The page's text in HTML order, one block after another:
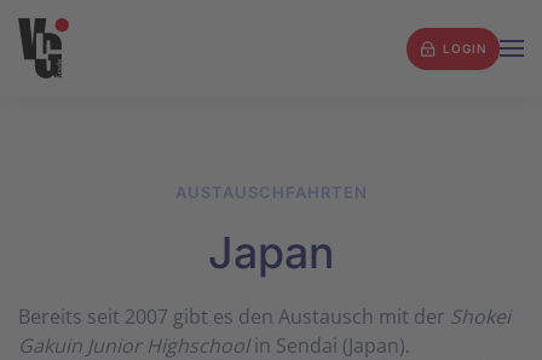
Zum Hauptinhalt springen
LOGIN
AUSTAUSCHFAHRTEN
Japan
Bereits seit 2007 gibt es den Austausch mit der Shokei
Gakuin Junior Highschoolin Sendai (Japan).